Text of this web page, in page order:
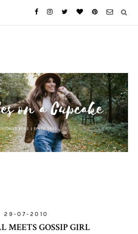
29-07-2010
MEETS GOSSIP GIRL